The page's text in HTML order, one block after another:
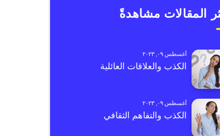
المقالات مشاهدةً
أغسطس ٠٩, ٢٠٢٣
الكذب والعلاقات العائلية
أغسطس ٠٩, ٢٠٢٣
الكذب والتفاهم الثقافي